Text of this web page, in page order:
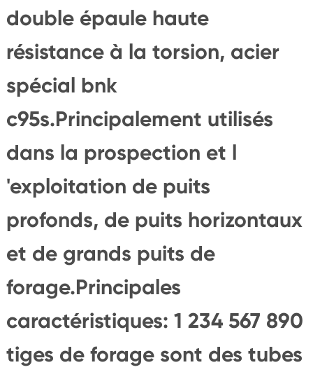
double épaule haute
résistance à la torsion, acier
spécial bnk
c95s.Principalement utilisés
dans la prospection et l
'exploitation de puits
profonds, de puits horizontaux
et de grands puits de
forage.Principales
caractéristiques: 1 234 567 890
tiges de forage sont des tubes